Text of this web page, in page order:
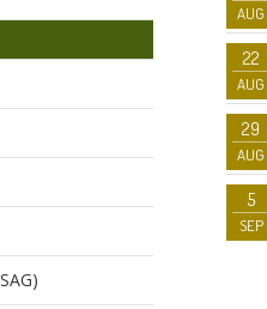
AUG
22
AUG
29
AUG
5
SEP